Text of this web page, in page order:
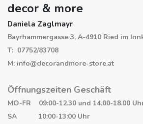
decor & more
Daniela Zaglmayr
Bayrhammergasse 3, A-4910 Ried im
T: 07752/83708
M: info@decorandmore-store.at
Öffnungszeiten Geschäft
MO-FR 09:00-12.30 und 14.00-18.00
SA 10:00-13:00 Uhr